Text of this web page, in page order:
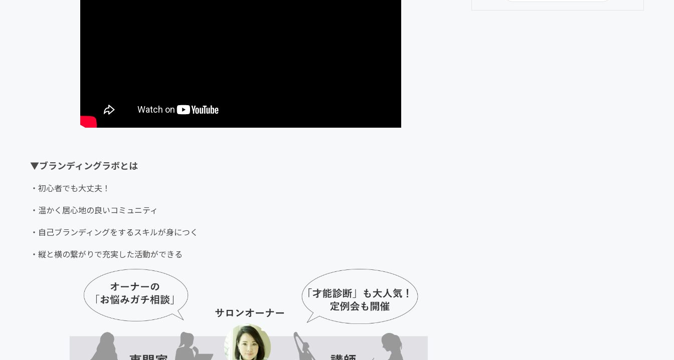
▼ブランディングラボとは
・初心者でも大丈夫！
・温かく居心地の良いコミュニティ
・自己ブランディングをするスキルが身につく
・縦と横の繋がりで充実した活動ができる